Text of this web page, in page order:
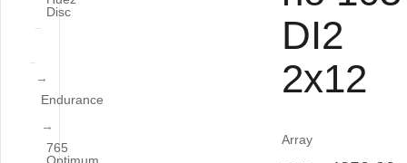
DI2
2x12
Array
Disc
Endurance
765